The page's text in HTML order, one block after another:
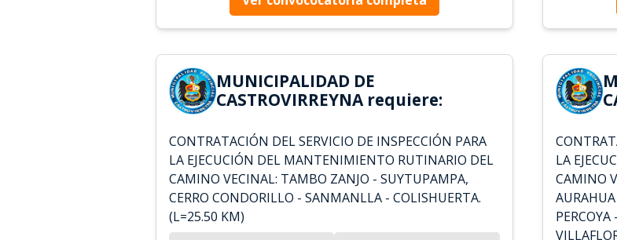
MUNICIPALIDAD DE
CASTROVIRREYNA requiere:
CONTRATACIÓN DEL SERVICIO DE INSPECCIÓN PARA
LA EJECUCIÓN DEL MANTENIMIENTO RUTINARIO DEL
CAMINO VECINAL: TAMBO ZANJO - SUYTUPAMPA,
CERRO CONDORILLO - SANMANLLA - COLISHUERTA.
(L=25.50 KM)
LA
CAMINO